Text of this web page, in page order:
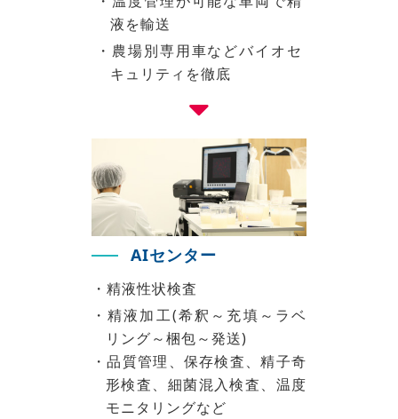
液を輸送
・農場別専用車などバイオセ
キュリティを徹底
AIセンター
・精液性状検査
・精液加工(希釈～充填～ラベ
リング～梱包～発送)
・品質管理、保存検査、精子奇
形検査、細菌混入検査、温度
モニタリングなど